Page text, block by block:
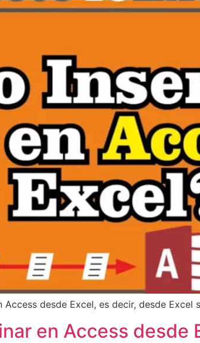
desde Excel, es decir, desde
en Access desde